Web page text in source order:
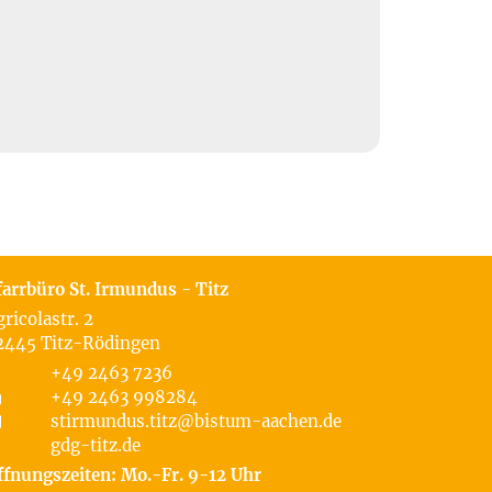
St. Irmundus - Titz
2
Titz-Rödingen
+49 2463 7236
+49 2463 998284
stirmundus.titz@bistum-aachen.de
gdg-titz.de
Mo.-Fr. 9-12 Uhr